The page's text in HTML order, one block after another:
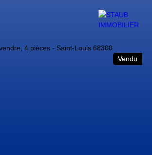
VENDRE NOS AVIS CONTACT
Vendu